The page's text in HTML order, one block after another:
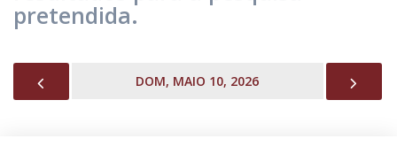
pretendida.
DOM, MAIO 10, 2026